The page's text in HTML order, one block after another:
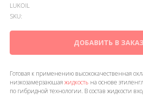
LUKOIL
SKU:
ДОБАВИТЬ В ЗАКАЗ
Готовая к применению высококачественная
низкозамерзаюшая жидкость на основе
по гибридной технологии. В состав жидкости